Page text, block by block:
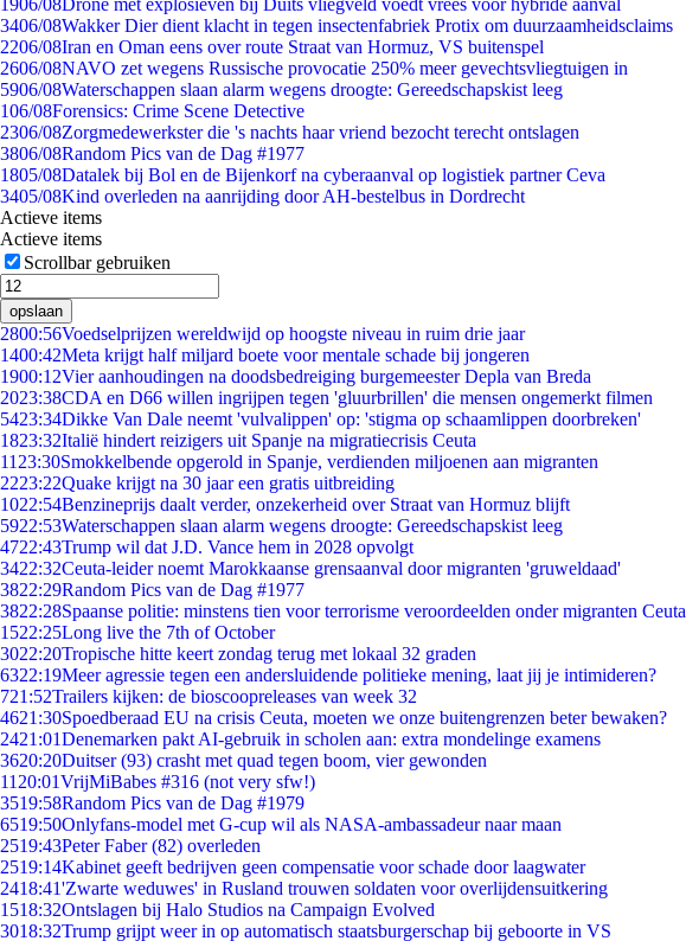
1906/08Drone met explosieven bij Duits vliegveld voedt vrees voor hybride aanval
3406/08Wakker Dier dient klacht in tegen insectenfabriek Protix om duurzaamheidsclaims
2206/08Iran en Oman eens over route Straat van Hormuz, VS buitenspel
2606/08NAVO zet wegens Russische provocatie 250% meer gevechtsvliegtuigen in
5906/08Waterschappen slaan alarm wegens droogte: Gereedschapskist leeg
106/08Forensics: Crime Scene Detective
2306/08Zorgmedewerkster die 's nachts haar vriend bezocht terecht ontslagen
3806/08Random Pics van de Dag #1977
1805/08Datalek bij Bol en de Bijenkorf na cyberaanval op logistiek partner Ceva
3405/08Kind overleden na aanrijding door AH-bestelbus in Dordrecht
Actieve items
Actieve items
Scrollbar gebruiken
opslaan
2800:56Voedselprijzen wereldwijd op hoogste niveau in ruim drie jaar
1400:42Meta krijgt half miljard boete voor mentale schade bij jongeren
1900:12Vier aanhoudingen na doodsbedreiging burgemeester Depla van Breda
2023:38CDA en D66 willen ingrijpen tegen 'gluurbrillen' die mensen ongemerkt filmen
5423:34Dikke Van Dale neemt 'vulvalippen' op: 'stigma op schaamlippen doorbreken'
1823:32Italië hindert reizigers uit Spanje na migratiecrisis Ceuta
11 23:30Smokkelbende opgerold in Spanje, verdienden miljoenen aan migranten
2223:22Quake krijgt na 30 jaar een gratis uitbreiding
1022:54Benzineprijs daalt verder, onzekerheid over Straat van Hormuz blijft
5922:53Waterschappen slaan alarm wegens droogte: Gereedschapskist leeg
4722:43Trump wil dat J.D. Vance hem in 2028 opvolgt
3422:32Ceuta-leider noemt Marokkaanse grensaanval door migranten 'gruweldaad'
3822:29Random Pics van de Dag #1977
3822:28Spaanse politie: minstens tien voor terrorisme veroordeelden onder migranten Ceuta
1522:25Long live the 7th of October
3022:20Tropische hitte keert zondag terug met lokaal 32 graden
6322:19Meer agressie tegen een andersluidende politieke mening, laat jij je intimideren?
721:52Trailers kijken: de bioscoopreleases van week 32
4621:30Spoedberaad EU na crisis Ceuta, moeten we onze buitengrenzen beter bewaken?
2421:01Denemarken pakt AI-gebruik in scholen aan: extra mondelinge examens
3620:20Duitser (93) crasht met quad tegen boom, vier gewonden
11 20:01VrijMiBabes #316 (not very sfw!)
3519:58Random Pics van de Dag #1979
6519:50Onlyfans-model met G-cup wil als NASA-ambassadeur naar maan
2519:43Peter Faber (82) overleden
2519:14Kabinet geeft bedrijven geen compensatie voor schade door laagwater
2418:41'Zwarte weduwes' in Rusland trouwen soldaten voor overlijdensuitkering
1518:32Ontslagen bij Halo Studios na Campaign Evolved
3018:32Trump grijpt weer in op automatisch staatsburgerschap bij geboorte in VS